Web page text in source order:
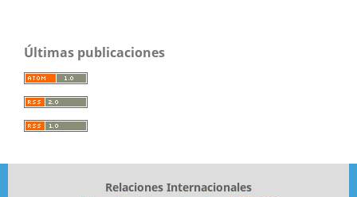
Últimas publicaciones
Relaciones Internacionales